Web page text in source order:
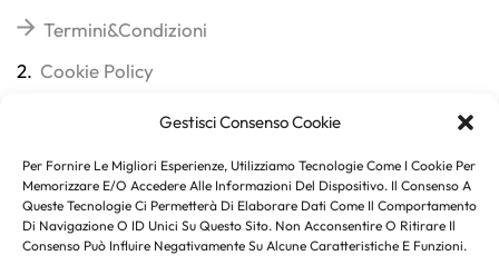
Gestisci Consenso Cookie
Per Fornire Le Migliori Esperienze, Utilizziamo Tecnologie Come I Cookie Per
Memorizzare E/o Accedere Alle Informazioni Del Dispositivo. Il Consenso A
Queste Tecnologie Ci Permetterà Di Elaborare Dati Come Il Comportamento
Di Navigazione O ID Unici Su Questo Sito. Non Acconsentire O Ritirare Il
Consenso Può Influire Negativamente Su Alcune Caratteristiche E Funzioni.
Termini&Condizioni
2. Cookie Policy